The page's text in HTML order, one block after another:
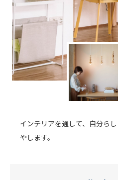
インテリアを通して、自分ら
やします。